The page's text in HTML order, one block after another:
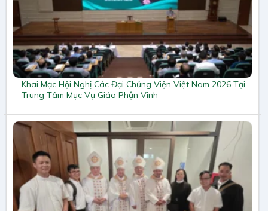
Khai Mạc Hội Nghị Các Đại Chủng Viện Việt Nam 2026 Tại
Trung Tâm Mục Vụ Giáo Phận Vinh